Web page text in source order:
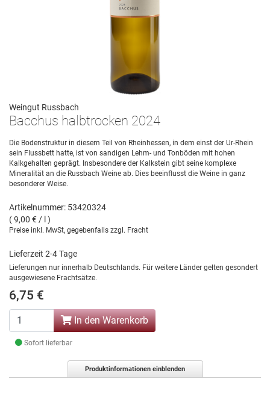
Weingut Russbach
Bacchus halbtrocken 2024
Die Bodenstruktur in diesem Teil von Rheinhessen, in dem einst der Ur-Rhein
sein Flussbett hatte, ist von sandigen Lehm- und Tonböden mit hohen
Kalkgehalten geprägt. Insbesondere der Kalkstein gibt seine komplexe
Mineralität an die Russbach Weine ab. Dies beeinflusst die Weine in ganz
besonderer Weise.
Artikelnummer: 53420324
( 9,00 € / l )
Preise inkl. MwSt, gegebenfalls zzgl. Fracht
Lieferzeit 2-4 Tage
Lieferungen nur innerhalb Deutschlands. Für weitere Länder gelten gesondert
ausgewiesene Frachtsätze.
6,75 €
In den Warenkorb
Sofort lieferbar
Produktinformationen einblenden